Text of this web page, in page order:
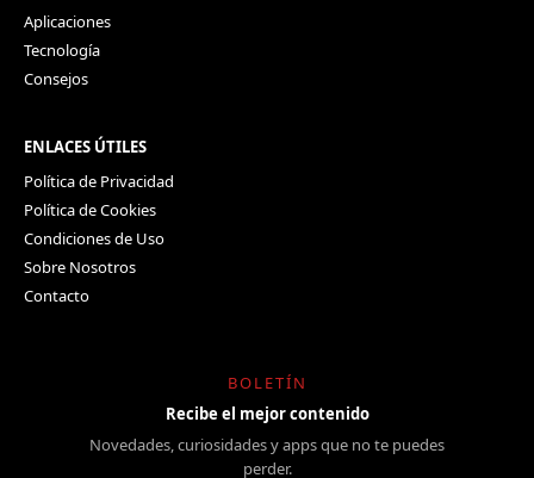
Aplicaciones
Tecnología
Consejos
ENLACES ÚTILES
Política de Privacidad
Política de Cookies
Condiciones de Uso
Sobre Nosotros
Contacto
BOLETÍN
Recibe el mejor contenido
Novedades, curiosidades y apps que no te puedes
perder.